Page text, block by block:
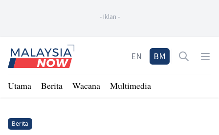
- Iklan -
Home
EN BM Open
Utama Berita Wacana Multimedia
Berita